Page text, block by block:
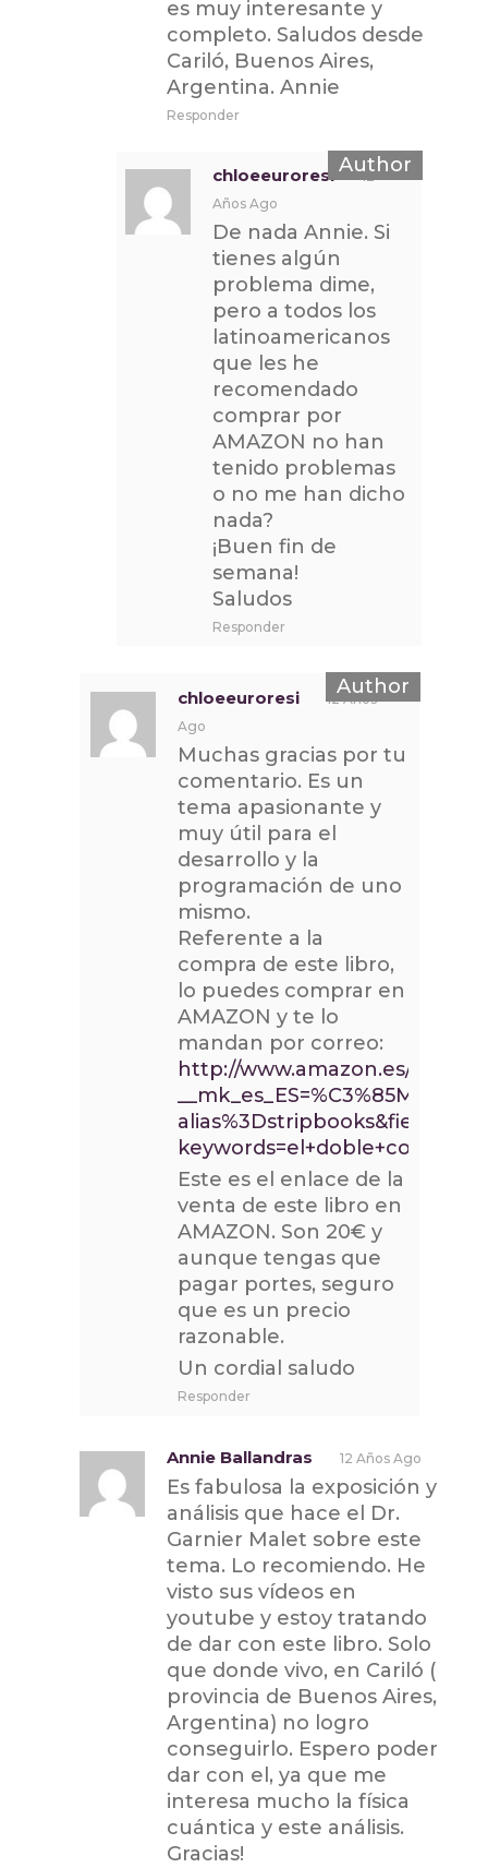
es muy interesante y
completo. Saludos desde
Cariló, Buenos Aires,
Argentina. Annie
Responder
chloeeuroresi
12
Años Ago
De nada Annie. Si
tienes algún
problema dime,
pero a todos los
latinoamericanos
que les he
recomendado
comprar por
AMAZON no han
tenido problemas
o no me han dicho
nada?
¡Buen fin de
semana!
Saludos
Responder
chloeeuroresi
12 Años
Ago
Muchas gracias por tu
comentario. Es un
tema apasionante y
muy útil para el
desarrollo y la
programación de uno
mismo.
Referente a la
compra de este libro,
lo puedes comprar en
AMAZON y te lo
mandan por correo:
http://www.amazon.es/s/
alias%3Dstripbooks&field-
Este es el enlace de la
venta de este libro en
AMAZON. Son 20€ y
aunque tengas que
pagar portes, seguro
que es un precio
razonable.
Un cordial saludo
Responder
Annie Ballandras 12 Años Ago
Es fabulosa la exposición y
análisis que hace el Dr.
Garnier Malet sobre este
tema. Lo recomiendo. He
visto sus vídeos en
youtube y estoy tratando
de dar con este libro. Solo
que donde vivo, en Cariló (
provincia de Buenos Aires,
Argentina) no logro
conseguirlo. Espero poder
dar con el, ya que me
interesa mucho la física
cuántica y este análisis.
Gracias!